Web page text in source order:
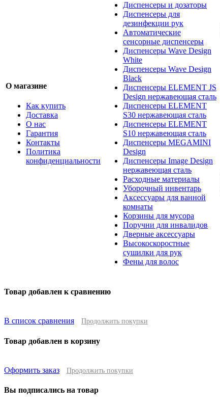
О магазине
Как купить
Доставка
О нас
Гарантия
Контакты
Политика
конфиденциальности
Диспенсеры и дозаторы
Диспенсеры для
дезинфекции рук
Автоматические
сенсорные диспенсеры
Диспенсеры Wave Design
White
Диспенсеры Wave Design
Black
Диспенсеры ELEMENT JS
Design нержавеющая сталь
Диспенсеры ELEMENT
S30 нержавеющая сталь
Диспенсеры ELEMENT
S10 нержавеющая сталь
Диспенсеры MEGAMINI
Design
Диспенсеры Image Design
нержавеющая сталь
Расходные материалы
Уборочный инвентарь
Аксессуары для ванной
комнаты
Корзины для мусора
Поручни для инвалидов
Дверные аксессуары
Высокоскоростные
сушилки для рук
Фены для волос
Товар добавлен к сравнению
В список сравнения Продолжить покупки
Товар добавлен в корзину
Оформить заказ Продолжить покупки
Вы подписались на товар